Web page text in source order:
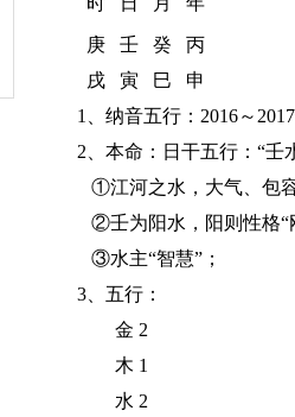
庚 壬 癸 丙
戌 寅 巳 申
1、纳音五行：2016～
2、本命：日干五行：“壬
①江河之水，大气、包容
②壬为阳水，阳则性格“
③水主“智慧”；
3、 五行：
金 2
木 1
水 2